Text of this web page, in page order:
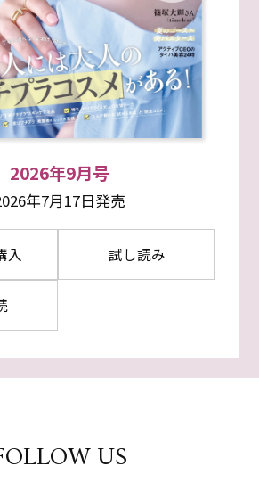
2026年9月号
年7月17日発売
入 試し読み
US